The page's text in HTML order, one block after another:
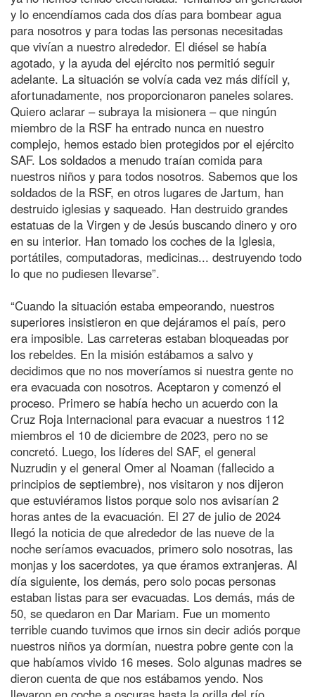
y lo encendíamos cada dos días para bombear agua
para nosotros y para todas las personas necesitadas
que vivían a nuestro alrededor. El diésel se había
agotado, y la ayuda del ejército nos permitió seguir
adelante. La situación se volvía cada vez más difícil y,
afortunadamente, nos proporcionaron paneles solares.
Quiero aclarar – subraya la misionera – que ningún
miembro de la RSF ha entrado nunca en nuestro
complejo, hemos estado bien protegidos por el ejército
SAF. Los soldados a menudo traían comida para
nuestros niños y para todos nosotros. Sabemos que los
soldados de la RSF, en otros lugares de Jartum, han
destruido iglesias y saqueado. Han destruido grandes
estatuas de la Virgen y de Jesús buscando dinero y oro
en su interior. Han tomado los coches de la Iglesia,
portátiles, computadoras, medicinas... destruyendo todo
lo que no pudiesen llevarse”.
“Cuando la situación estaba empeorando, nuestros
superiores insistieron en que dejáramos el país, pero
era imposible. Las carreteras estaban bloqueadas por
los rebeldes. En la misión estábamos a salvo y
decidimos que no nos moveríamos si nuestra gente no
era evacuada con nosotros. Aceptaron y comenzó el
proceso. Primero se había hecho un acuerdo con la
Cruz Roja Internacional para evacuar a nuestros 112
miembros el 10 de diciembre de 2023, pero no se
concretó. Luego, los líderes del SAF, el general
Nuzrudin y el general Omer al Noaman (fallecido a
principios de septiembre), nos visitaron y nos dijeron
que estuviéramos listos porque solo nos avisarían 2
horas antes de la evacuación. El 27 de julio de 2024
llegó la noticia de que alrededor de las nueve de la
noche seríamos evacuados, primero solo nosotras, las
monjas y los sacerdotes, ya que éramos extranjeras. Al
día siguiente, los demás, pero solo pocas personas
estaban listas para ser evacuadas. Los demás, más de
50, se quedaron en Dar Mariam. Fue un momento
terrible cuando tuvimos que irnos sin decir adiós porque
nuestros niños ya dormían, nuestra pobre gente con la
que habíamos vivido 16 meses. Solo algunas madres se
dieron cuenta de que nos estábamos yendo. Nos